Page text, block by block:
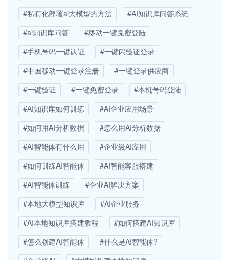
#私有化部署ai大模型的方法
#AI知识库问答系统
#ai知识库问答
#移动一键免密登陆
#手机号码一键认证
#一键闪验证登录
#中国移动一键登录注册
#一键登录供应商
#一键验证
#一键免密登录
#本机号码登陆
#AI知识库如何训练
#AI企业应用场景
#如何用AI分析数据
#怎么用AI分析数据
#AI智能体有什么用
#企业级AI应用
#如何训练AI智能体
#AI智能客服搭建
#AI智能体训练
#企业AI解决方案
#本地大模型知识库
#AI企业服务
#AI本地知识库搭建教程
#如何搭建AI知识库
#怎么创建AI智能体
#什么是AI智能体?